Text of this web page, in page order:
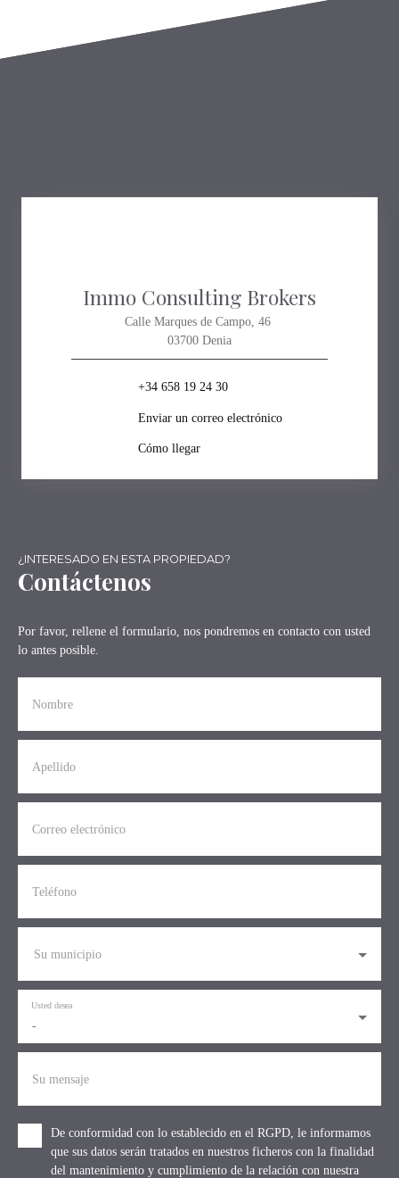
Immo Consulting Brokers
Calle Marques de Campo, 46
03700 Denia
+34 658 19 24 30
Enviar un correo electrónico
Cómo llegar
¿INTERESADO EN ESTA PROPIEDAD?
Contáctenos
Por favor, rellene el formulario, nos pondremos en contacto con usted
lo antes posible.
Nombre
Apellido
Correo electrónico
Teléfono
Su municipio
-
Usted desea
Su mensaje
De conformidad con lo establecido en el RGPD, le informamos
que sus datos serán tratados en nuestros ficheros con la finalidad
del mantenimiento y cumplimiento de la relación con nuestra